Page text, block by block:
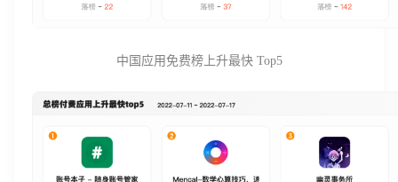
中国应用免费榜上升最快 Top5